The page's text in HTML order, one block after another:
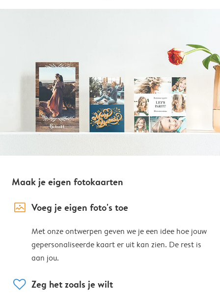
Maak je eigen fotokaarten
image_placeholder Voeg je eigen foto's toe
Met onze ontwerpen geven we je een idee hoe jouw
gepersonaliseerde kaart er uit kan zien. De rest is
aan jou.
heart Zeg het zoals je wilt